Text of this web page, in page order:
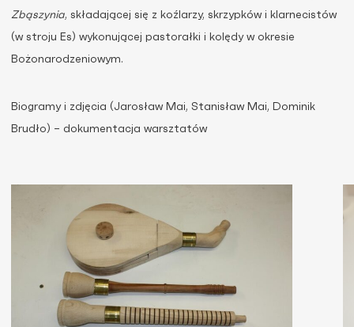
Zbąszynia, składającej się z koźlarzy, skrzypków i klarnecistów
(w stroju Es) wykonującej pastorałki i kolędy w okresie
Bożonarodzeniowym.
Biogramy i zdjęcia (Jarosław Mai, Stanisław Mai, Dominik
Brudło) – dokumentacja warsztatów